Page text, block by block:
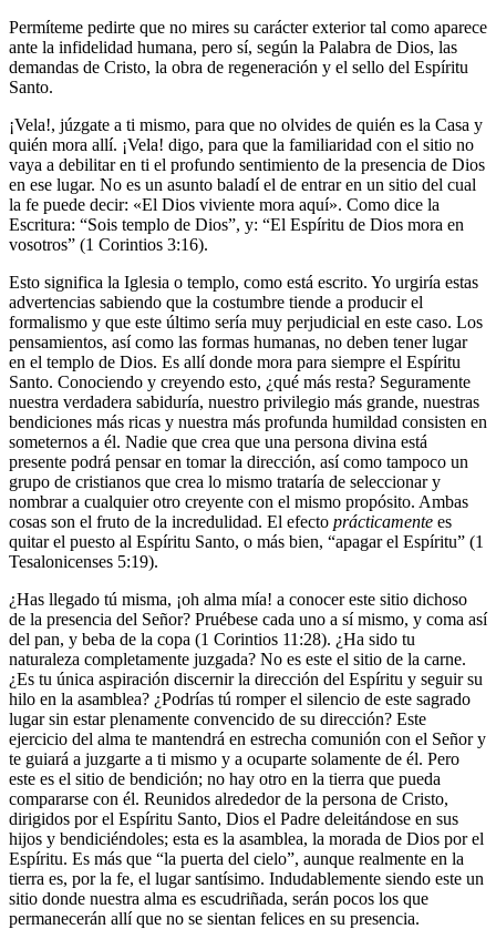
Permíteme pedirte que no mires su carácter exterior tal como aparece
ante la infidelidad humana, pero sí, según la Palabra de Dios, las
demandas de Cristo, la obra de regeneración y el sello del Espíritu
Santo.
¡Vela!, júzgate a ti mismo, para que no olvides de quién es la Casa y
quién mora allí. ¡Vela! digo, para que la familiaridad con el sitio no
vaya a debilitar en ti el profundo sentimiento de la presencia de Dios
en ese lugar. No es un asunto baladí el de entrar en un sitio del cual
la fe puede decir: «El Dios viviente mora aquí». Como dice la
Escritura: “Sois templo de Dios”, y: “El Espíritu de Dios mora en
vosotros” (1 Corintios 3:16).
Esto significa la Iglesia o templo, como está escrito. Yo urgiría estas
advertencias sabiendo que la costumbre tiende a producir el
formalismo y que este último sería muy perjudicial en este caso. Los
pensamientos, así como las formas humanas, no deben tener lugar
en el templo de Dios. Es allí donde mora para siempre el Espíritu
Santo. Conociendo y creyendo esto, ¿qué más resta? Seguramente
nuestra verdadera sabiduría, nuestro privilegio más grande, nuestras
bendiciones más ricas y nuestra más profunda humildad consisten en
someternos a él. Nadie que crea que una persona divina está
presente podrá pensar en tomar la dirección, así como tampoco un
grupo de cristianos que crea lo mismo trataría de seleccionar y
nombrar a cualquier otro creyente con el mismo propósito. Ambas
cosas son el fruto de la incredulidad. El efecto prácticamente es
quitar el puesto al Espíritu Santo, o más bien, “apagar el Espíritu” (1
Tesalonicenses 5:19).
¿Has llegado tú misma, ¡oh alma mía! a conocer este sitio dichoso
de la presencia del Señor? Pruébese cada uno a sí mismo, y coma así
del pan, y beba de la copa (1 Corintios 11:28). ¿Ha sido tu
naturaleza completamente juzgada? No es este el sitio de la carne.
¿Es tu única aspiración discernir la dirección del Espíritu y seguir su
hilo en la asamblea? ¿Podrías tú romper el silencio de este sagrado
lugar sin estar plenamente convencido de su dirección? Este
ejercicio del alma te mantendrá en estrecha comunión con el Señor y
te guiará a juzgarte a ti mismo y a ocuparte solamente de él. Pero
este es el sitio de bendición; no hay otro en la tierra que pueda
compararse con él. Reunidos alrededor de la persona de Cristo,
dirigidos por el Espíritu Santo, Dios el Padre deleitándose en sus
hijos y bendiciéndoles; esta es la asamblea, la morada de Dios por el
Espíritu. Es más que “la puerta del cielo”, aunque realmente en la
tierra es, por la fe, el lugar santísimo. Indudablemente siendo este un
sitio donde nuestra alma es escudriñada, serán pocos los que
permanecerán allí que no se sientan felices en su presencia.